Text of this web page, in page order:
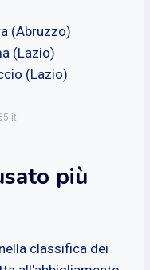
(Abruzzo)
(Lazio)
(Lazio)
più
classifica dei